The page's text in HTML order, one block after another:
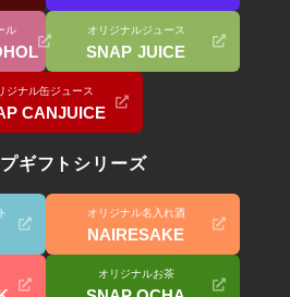
ル オリジナルジュース
SNAP JUICE
ジナル缶ジュース
CANJUICE
ギフトシリーズ
オリジナル名入れ酒
NAIRESAKE
オリジナルお茶